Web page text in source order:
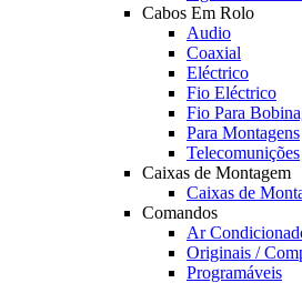
Cabos Em Rolo
Audio
Coaxial
Eléctrico
Fio Eléctrico
Fio Para
Para Montagens
Telecomunições
Caixas de Montagem
Caixas de
Comandos
Ar
Originais /
Programáveis